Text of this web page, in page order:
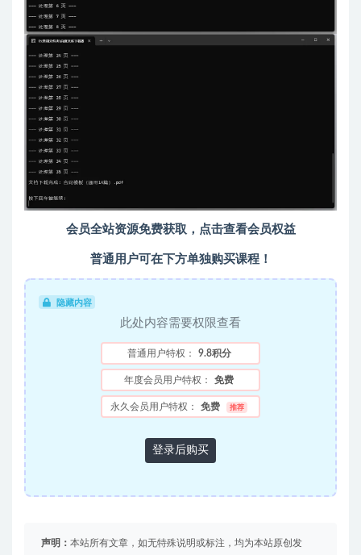
会员全站资源免费获取，点击查看会员权益
普通用户可在下方单独购买课程！
隐藏内容
此处内容需要权限查看
普通用户特权： 9.8积分
年度会员用户特权： 免费
永久会员用户特权： 免费 推荐
登录后购买
声明： 本站所有文章，如无特殊说明或标注，均为本站原创发